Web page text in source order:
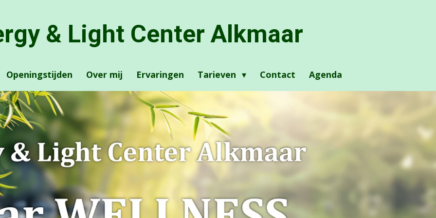
& Light Center Alkmaar
Openingstijden Over mij Ervaringen Tarieven Contact Agenda